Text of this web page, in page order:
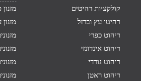
קולקציות רהיטים
רהיטי עץ וברזל
ריהוט כפרי
ריהוט אינדונזי
ריהוט נורדי
ריהוט ראטן
מזנון